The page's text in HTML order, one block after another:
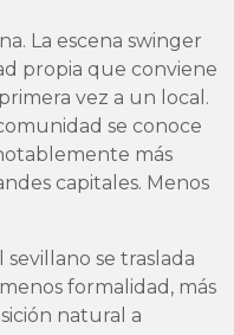
La escena swinger
propia que conviene
vez a un local.
se conoce
más
capitales. Menos
se traslada
formalidad, más
natural a